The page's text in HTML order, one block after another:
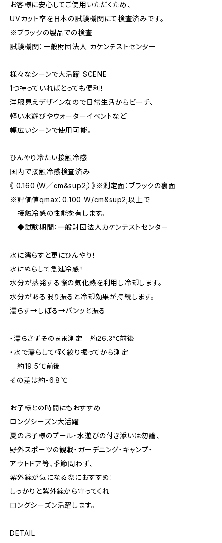
お客様に安心してご使用いただくため、
UVカット率を日本の試験機関にて検査済みです。
※ブラックの製品での検査
試験機関：一般財団法人 カケンテストセンター
様々なシーンで大活躍 SCENE
1つ持っていればとっても便利！
洋服見えデザインなので日常生活からビーチ、
軽い水遊びやウォーターイベントなど
幅広いシーンで使用可能。
ひんやり冷たい接触冷感
国内で接触冷感検査済み
《 0.160（W／cm&sup2;）》※測定面：ブラックの裏面
※評価値qmax：0.100 W/cm&sup2;以上で
接触冷感の性能を有します。
◆試験期間：一般財団法人カケンテストセンター
水に濡らすと更にひんやり！
水にぬらして急速冷感！
水分が蒸発する際の気化熱を利用し冷却します。
水分がある限り振ると冷却効果が持続します。
濡らす→しぼる→パンッと振る
・濡らさずそのまま測定 約26.3℃前後
・水で濡らして軽く絞り振ってから測定
約19.5℃前後
その差は約-6.8℃
お子様との時間にもおすすめ
ロングシーズン大活躍
夏のお子様のプール・水遊びの付き添いは勿論、
野外スポーツの観戦・ガーデニング・キャンプ・
アウトドア等、季節問わず、
紫外線が気になる際におすすめ！
しっかりと紫外線から守ってくれ
ロングシーズン活躍します。
DETAIL